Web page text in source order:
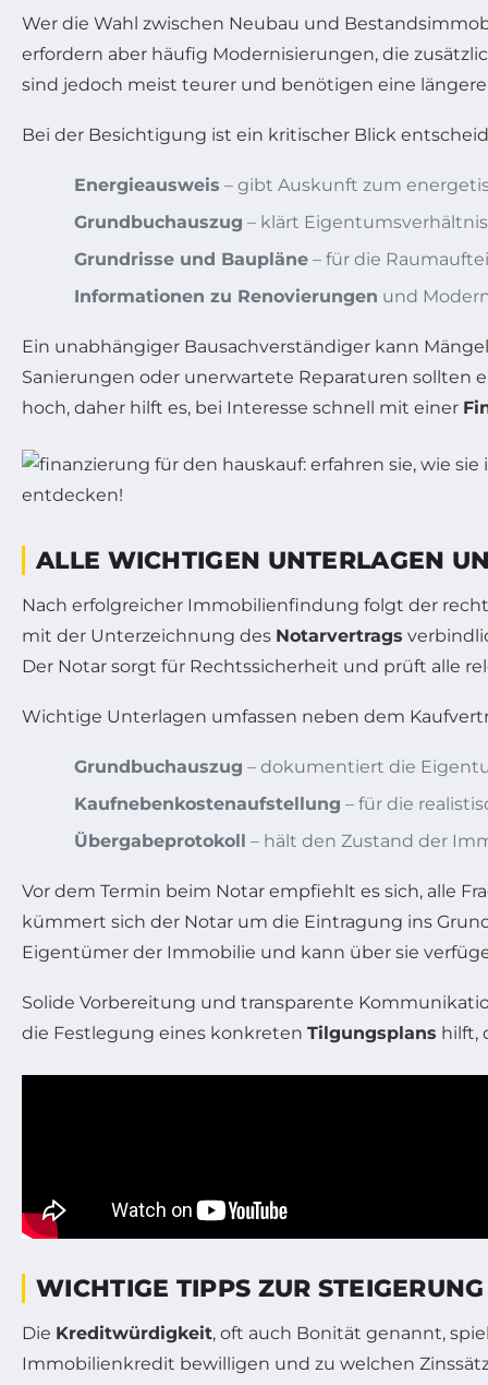
Wer die Wahl zwischen Neubau und
erfordern aber häufig Modernisierungen, die
sind jedoch meist teurer und benötigen eine längere
Bei der Besichtigung ist ein kritischer Blick
Energieausweis – gibt Auskunft zum
Grundbuchauszug – klärt
Grundrisse und Baupläne – für die
Informationen zu Renovierungen und
Ein unabhängiger Bausachverständiger kann
Sanierungen oder unerwartete Reparaturen
hoch, daher hilft es, bei Interesse schnell mit einer
ALLE WICHTIGEN UNTERLAGEN
Nach erfolgreicher Immobilienfindung folgt der
mit der Unterzeichnung des Notarvertrags
Der Notar sorgt für Rechtssicherheit und prüft alle
Wichtige Unterlagen umfassen neben dem
Grundbuchauszug – dokumentiert die
Kaufnebenkostenaufstellung – für die
Übergabeprotokoll – hält den Zustand der
Vor dem Termin beim Notar empfiehlt es sich, alle
kümmert sich der Notar um die Eintragung ins
Eigentümer der Immobilie und kann über sie
Solide Vorbereitung und transparente
die Festlegung eines konkreten Tilgungsplans hilft,
WICHTIGE TIPPS ZUR
Die Kreditwürdigkeit, oft auch Bonität genannt,
Immobilienkredit bewilligen und zu welchen